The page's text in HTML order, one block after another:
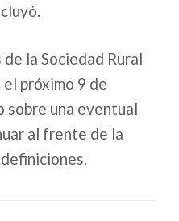
la Sociedad Rural
próximo 9 de
sobre una eventual
al frente de la